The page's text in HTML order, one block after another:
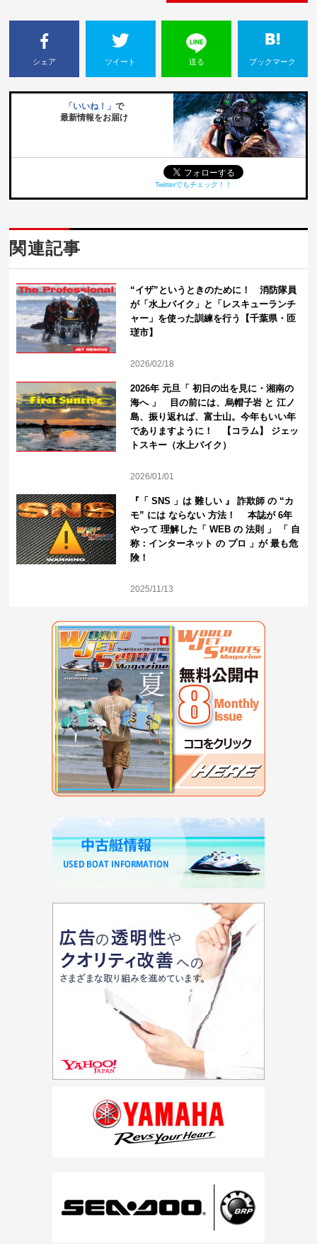
シェア ツイート 送る ブックマーク
「いいね！」 で
最新情報をお届け
Twitterでもチェック！！
関連記事
“イザ”というときのために！ 消防隊員
が「水上バイク」と「レスキューランチ
ャー」を使った訓練を行う【千葉県・匝
瑳市】
2026/02/18
2026年 元旦「 初日の出を見に・湘南の
海へ 」 目の前には、烏帽子岩 と 江ノ
島、振り返れば、富士山。今年もいい年
でありますように！ 【コラム】 ジェッ
トスキー（水上バイク）
2026/01/01
『「 SNS 」は 難しい 』 詐欺師 の “カ
モ” には ならない 方法！ 本誌が 6年
やって 理解した「 WEB の 法則 」 「 自
称：インターネット の プロ 」が 最も危
険！
2025/11/13